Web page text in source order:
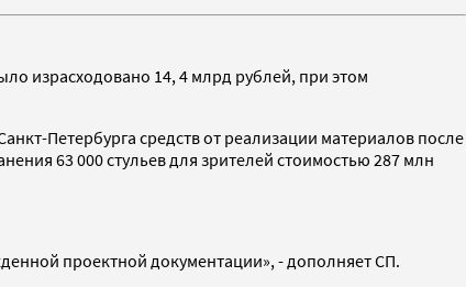
израсходовано 14, 4 млрд рублей, при этом
Петербурга средств от реализации материалов после
63 000 стульев для зрителей стоимостью 287 млн
проектной документации», - дополняет СП.